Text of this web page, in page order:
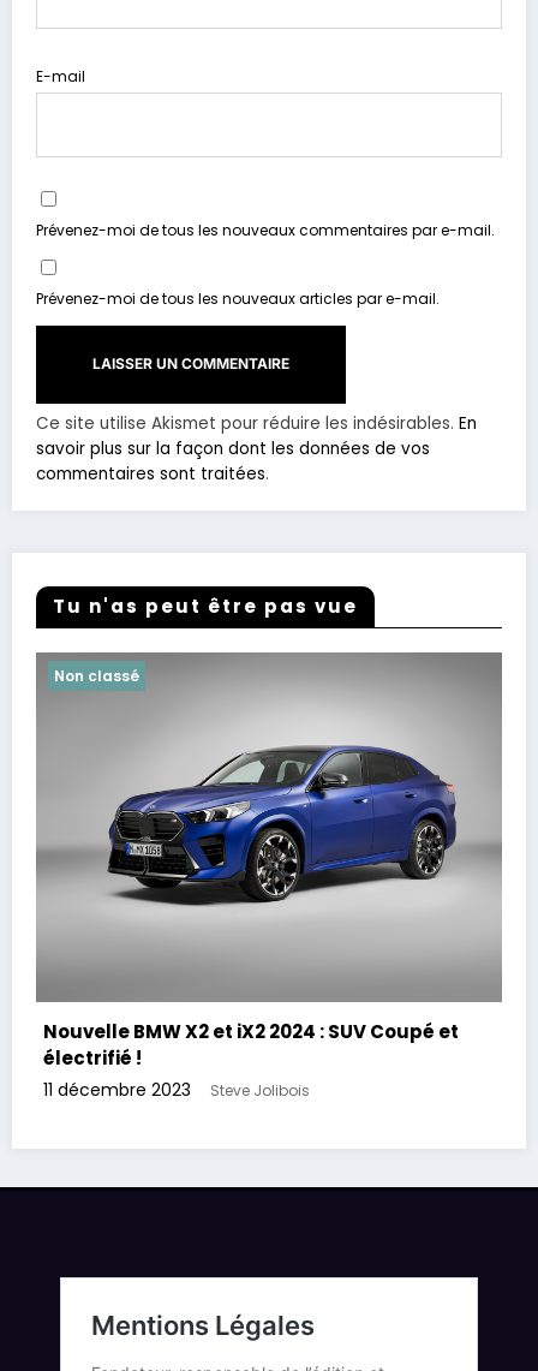
E-mail
Prévenez-moi de tous les nouveaux commentaires par e-mail.
Prévenez-moi de tous les nouveaux articles par e-mail.
Ce site utilise Akismet pour réduire les indésirables. En
savoir plus sur la façon dont les données de vos
commentaires sont traitées.
Tu n'as peut être pas vue
Non classé
Nouvelle BMW X2 et iX2 2024 : SUV Coupé et
électrifié !
11 décembre 2023 Steve Jolibois